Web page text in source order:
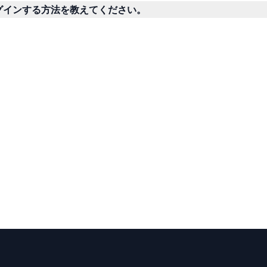
ンする方法を教えてください。